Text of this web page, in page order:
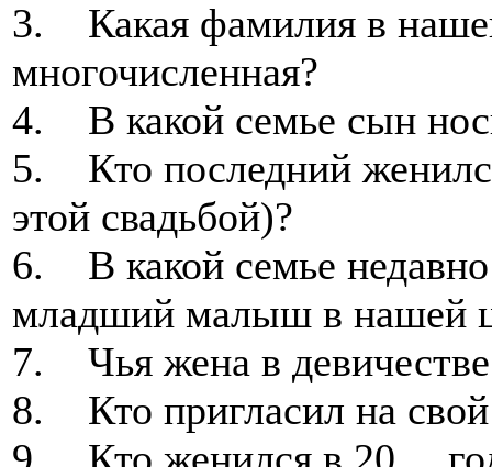
3. Какая фамилия в
многочисленная?
4. В какой семье сын
5. Кто последний
этой свадьбой)?
6. В какой семье
младший малыш в нашей
7. Чья жена в
8. Кто пригласил на